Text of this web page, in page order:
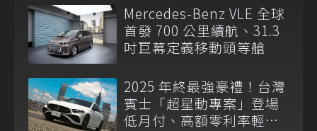
Mercedes-Benz VLE 全球
首發 700 公里續航、31.3
吋巨幕定義移動頭等艙
2025 年終最強豪禮！台灣
賓士「超星動專案」登場
低月付、高額零利率輕鬆